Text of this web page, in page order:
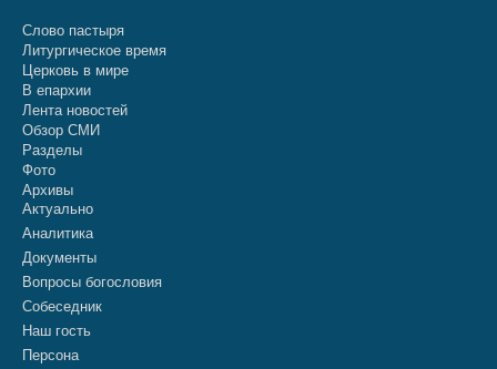
Слово пастыря
Литургическое время
Церковь в мире
В епархии
Лента новостей
Обзор СМИ
Разделы
Фото
Архивы
Актуально
Аналитика
Документы
Вопросы богословия
Собеседник
Наш гость
Персона